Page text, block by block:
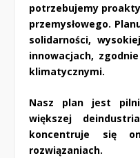
potrzebujemy
przemysłowego.
solidarności,
innowacjach,
klimatycznymi.
Nasz plan jest
większej
koncentruje się
rozwiązaniach.